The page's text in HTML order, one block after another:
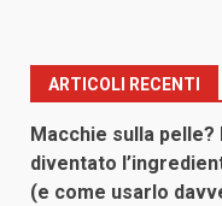
ARTICOLI RECENTI
Macchie sulla
diventato
(e come usarlo